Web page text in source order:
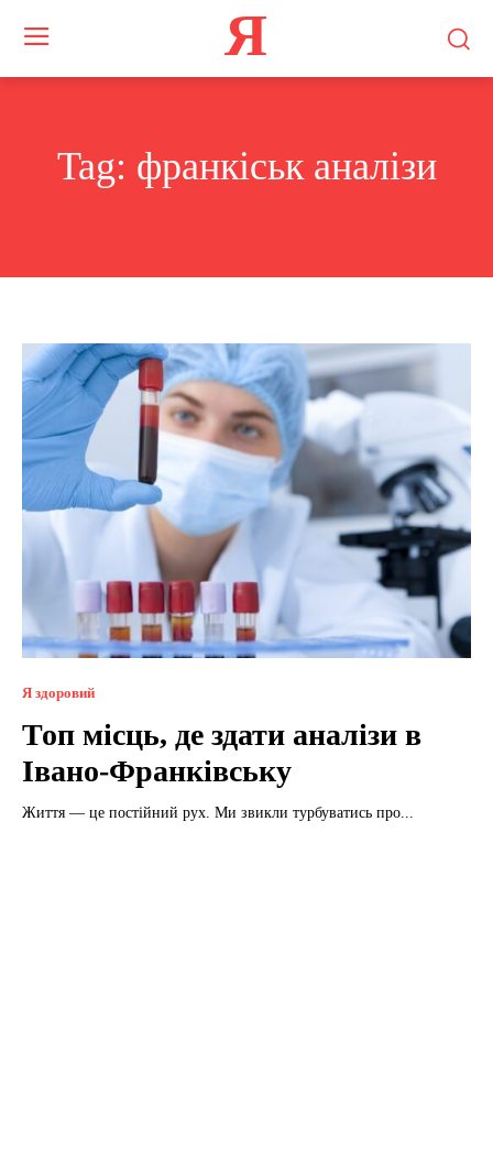
Я
Tag: франкіськ аналізи
Я здоровий
Топ місць, де здати аналізи в
Івано-Франківську
Життя — це постійний рух. Ми звикли турбуватись про...